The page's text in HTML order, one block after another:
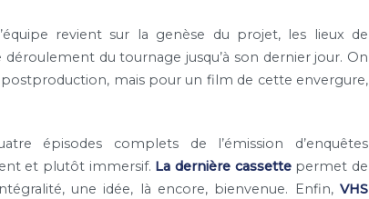
revient sur la genèse du projet, les lieux de
du tournage jusqu’à son dernier jour. On
mais pour un film de cette envergure,
épisodes complets de l’émission d’enquêtes
et plutôt immersif. La dernière cassette permet de
une idée, là encore, bienvenue. Enfin, VHS